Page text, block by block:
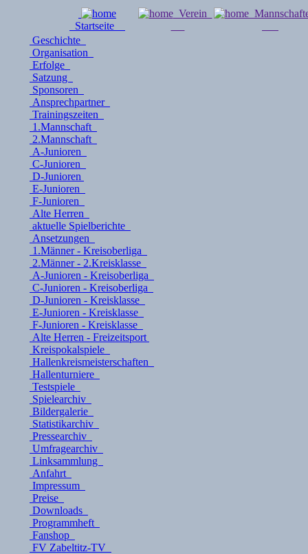
Startseite
Verein
Geschichte
Organisation
Erfolge
Satzung
Sponsoren
Ansprechpartner
Trainingszeiten
1.Mannschaft
2.Mannschaft
A-Junioren
C-Junioren
D-Junioren
E-Junioren
F-Junioren
Alte Herren
aktuelle Spielberichte
Ansetzungen
1.Männer - Kreisoberliga
2.Männer - 2.Kreisklasse
A-Junioren - Kreisoberliga
C-Junioren - Kreisoberliga
D-Junioren - Kreisklasse
E-Junioren - Kreisklasse
F-Junioren - Kreisklasse
Alte Herren - Freizeitsport
Kreispokalspiele
Hallenkreismeisterschaften
Hallenturniere
Testspiele
Spielearchiv
Bildergalerie
Statistikarchiv
Pressearchiv
Umfragearchiv
Linksammlung
Anfahrt
Impressum
Preise
Downloads
Programmheft
Fanshop
FV Zabeltitz-TV